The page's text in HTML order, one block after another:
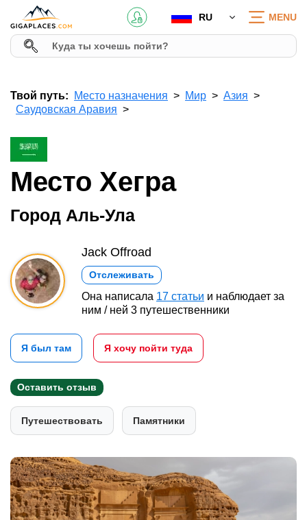
RU MENU
Твой путь: Место назначения Мир
Азия
Саудовская Аравия
Место Хегра
Город Аль-Ула
Jack Offroad
Отслеживать
Она написала 17 статьи и наблюдает за
ним / ней 3 путешественники
Я был там Я хочу пойти туда
Оставить отзыв
Путешествовать Памятники